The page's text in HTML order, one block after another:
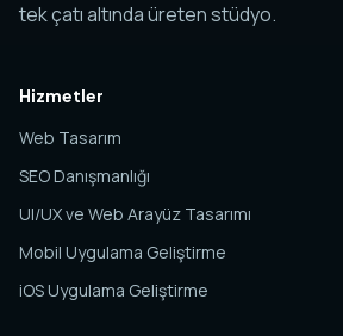
tek çatı altında üreten stüdyo.
Hizmetler
Web Tasarım
SEO Danışmanlığı
UI/UX ve Web Arayüz Tasarımı
Mobil Uygulama Geliştirme
iOS Uygulama Geliştirme